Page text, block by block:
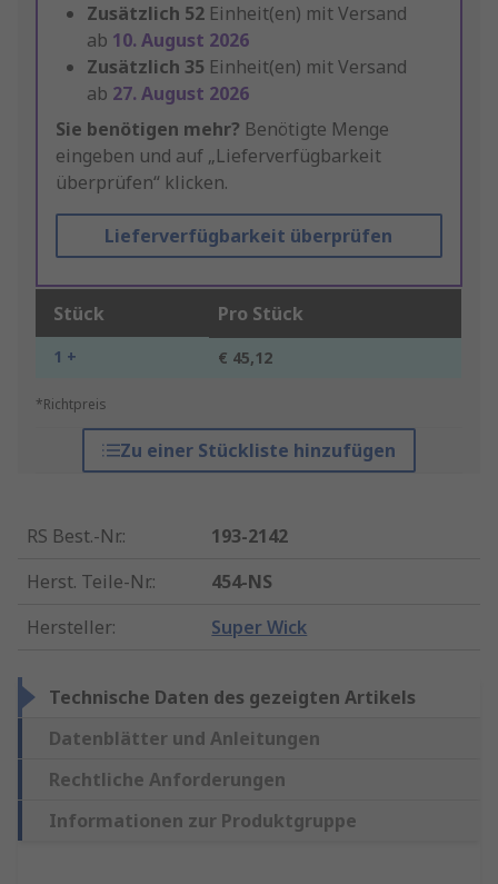
Zusätzlich 52 Einheit(en) mit Versand
ab 10. August 2026
Zusätzlich 35 Einheit(en) mit Versand
ab 27. August 2026
Sie benötigen mehr? Benötigte Menge
eingeben und auf „Lieferverfügbarkeit
überprüfen“ klicken.
Lieferverfügbarkeit überprüfen
Stück Pro Stück
1 + € 45,12
*Richtpreis
Zu einer Stückliste hinzufügen
RS Best.-Nr.:
193-2142
Herst. Teile-Nr.:
454-NS
Hersteller: Super Wick
Technische Daten des gezeigten Artikels
Datenblätter und Anleitungen
Rechtliche Anforderungen
Informationen zur Produktgruppe